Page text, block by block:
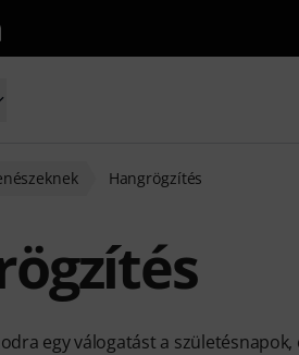
Hangrögzítés
egy válogatást a